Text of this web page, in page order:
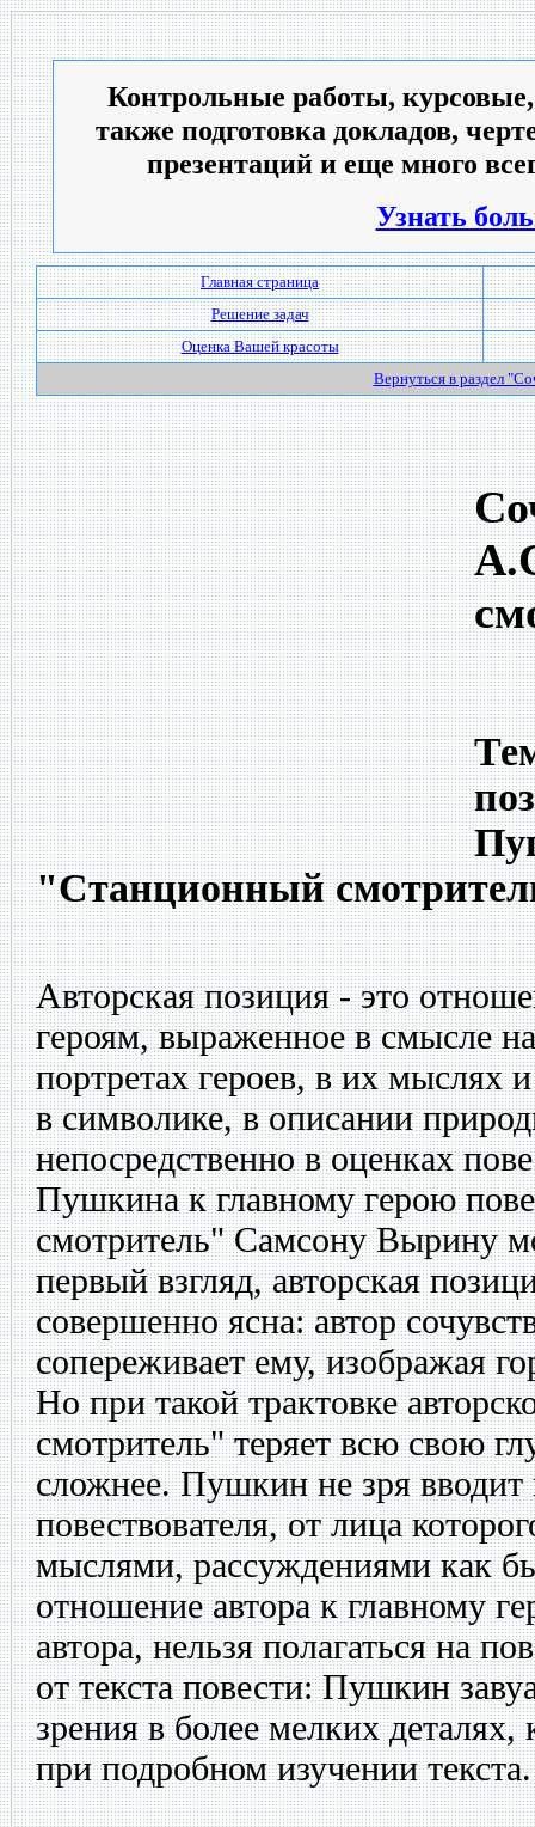
Контрольные работы,
также подготовка докладов,
презентаций и еще много
Узнать
Главная страница
Решение задач
Оценка Вашей красоты
Вернуться в раздел
"Станционный
Авторская позиция - это
героям, выраженное в смысле
портретах героев, в их мыслях
в символике, в описании
непосредственно в оценках
Пушкина к главному герою
смотритель" Самсону Вырину
первый взгляд, авторская
совершенно ясна: автор
сопереживает ему, изображая
Но при такой трактовке
смотритель" теряет всю свою
сложнее. Пушкин не зря вводит
повествователя, от лица
мыслями, рассуждениями как
отношение автора к главному
автора, нельзя полагаться на
от текста повести: Пушкин
зрения в более мелких
при подробном изучении текста.